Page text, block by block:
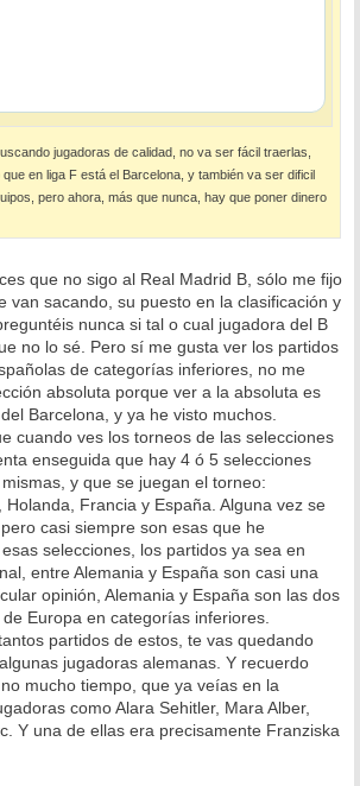
jugadoras de calidad, no va ser fácil traerlas,
en liga F está el Barcelona, y también va ser dificil
pero ahora, más que nunca, hay que poner dinero
que no sigo al Real Madrid B, sólo me fijo
van sacando, su puesto en la clasificación y
nunca si tal o cual jugadora del B
no lo sé. Pero sí me gusta ver los partidos
de categorías inferiores, no me
absoluta porque ver a la absoluta es
Barcelona, y ya he visto muchos.
cuando ves los torneos de las selecciones
enseguida que hay 4 ó 5 selecciones
y que se juegan el torneo:
Francia y España. Alguna vez se
casi siempre son esas que he
selecciones, los partidos ya sea en
entre Alemania y España son casi una
opinión, Alemania y España son las dos
Europa en categorías inferiores.
partidos de estos, te vas quedando
jugadoras alemanas. Y recuerdo
mucho tiempo, que ya veías en la
como Alara Sehitler, Mara Alber,
Y una de ellas era precisamente Franziska